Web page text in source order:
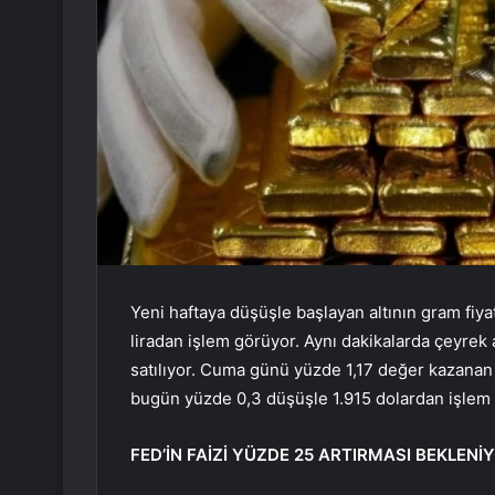
Yeni haftaya düşüşle başlayan altının gram
liradan işlem görüyor. Aynı dakikalarda çeyrek
satılıyor. Cuma günü yüzde 1,17 değer
bugün yüzde 0,3 düşüşle 1.915 dolardan
FED’İN FAİZİ YÜZDE 25 ARTIRMASI